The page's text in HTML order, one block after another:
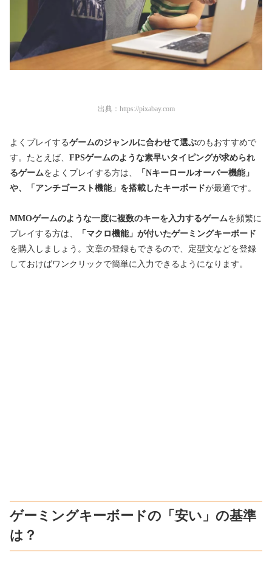
出典： https://pixabay.com
よくプレイするゲームのジャンルに合わせて選ぶのもおすすめで
す。たとえば、 FPSゲームのような素早いタイピングが求められ
るゲームをよくプレイする方は、
「Nキーロールオーバー機能」
や、「アンチゴースト機能」を搭載したキーボードが最適です。
MMOゲームのような一度に複数のキーを入力するゲームを頻繁に
プレイする方は、
「マクロ機能」が付いたゲーミングキーボード
を購入しましょう。文章の登録もできるので、定型文などを登録
しておけばワンクリックで簡単に入力できるようになります。
ゲーミングキーボードの「安い」の基準
は？